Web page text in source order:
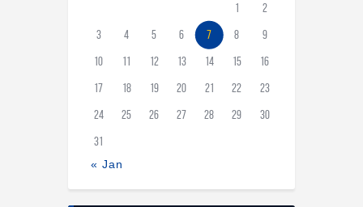
1 2
3 4 5 6 7 8 9
10 11 12 13 14 15 16
17 18 19 20 21 22 23
24 25 26 27 28 29 30
31
« Jan